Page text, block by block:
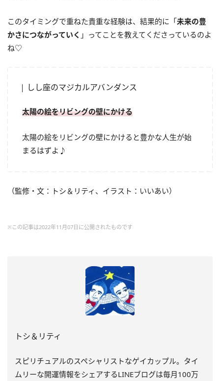
このタイミングで重ねた貴重な経験は、結果的に「未来の豊
かさにつながっていく 」ってことを教えてくださっているのよ
ね♡
しし座のマジカルアバンダンス
太陽の絵をリビングの壁にかける
太陽の絵をリビングの壁にかけると豊かな人生が始
まるはずよ♪
（監修・文：トシ＆リティ、イラスト：いいあい）
※この記事は2022年11月07日に公開されたものです
トシ＆リティ
スピリチュアルのスペシャリストなゲイカップル。タイ
ムリーな開運情報をシェアするLINEブログは毎月100万